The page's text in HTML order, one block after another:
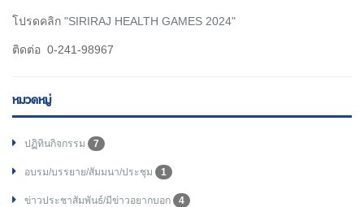
โปรดคลิก "SIRIRAJ HEALTH GAMES 2024"
ติดต่อ 0-241-98967
หมวดหมู่
ปฏิทินกิจกรรม 7
อบรม/บรรยาย/สัมมนา/ประชุม 1
ข่าวประชาสัมพันธ์/มีข่าวอยากบอก 4